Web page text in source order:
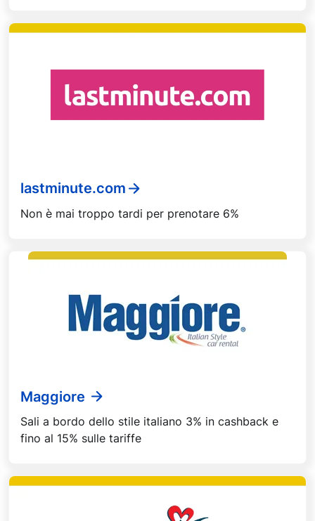
lastminute.com
Non è mai troppo tardi per prenotare 6%
Maggiore
Sali a bordo dello stile italiano 3% in cashback e
fino al 15% sulle tariffe